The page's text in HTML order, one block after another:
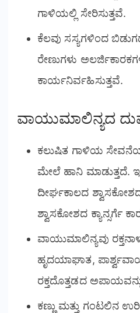
ಗಾಳಿಯಲ್ಲಿ ಸೇರಿಸುತ್ತವೆ.
ಕೆಲವು ಸಸ್ಯಗಳಿಂದ
ರೇಣುಗಳು
ಕಾರ್ಯನಿರ್ವಹಿಸುತ್ತವೆ.
ವಾಯುಮಾಲಿನ್ಯದ
ಕಲುಷಿತ ಗಾಳಿಯ
ಮೇಲೆ ಹಾನಿ ಮಾಡುತ್ತದೆ.
ದೀರ್ಘಕಾಲದ
ಶ್ವಾಸಕೋಶದ ಕ್ಯಾನ್ಸರ್ಗೆ
ವಾಯುಮಾಲಿನ್ಯವು
ಹೃದಯಾಘಾತ,
ರಕ್ತದೊತ್ತಡದ
ಕಣ್ಣು ಮತ್ತು ಗಂಟಲಿನ